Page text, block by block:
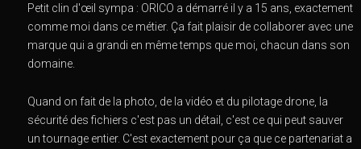
Petit clin d'œil sympa : ORICO a démarré il y a 15 ans, exactement
comme moi dans ce métier. Ça fait plaisir de collaborer avec une
marque qui a grandi en même temps que moi, chacun dans son
domaine.
Quand on fait de la photo, de la vidéo et du pilotage drone, la
sécurité des fichiers c'est pas un détail, c'est ce qui peut sauver
un tournage entier. C'est exactement pour ça que ce partenariat a